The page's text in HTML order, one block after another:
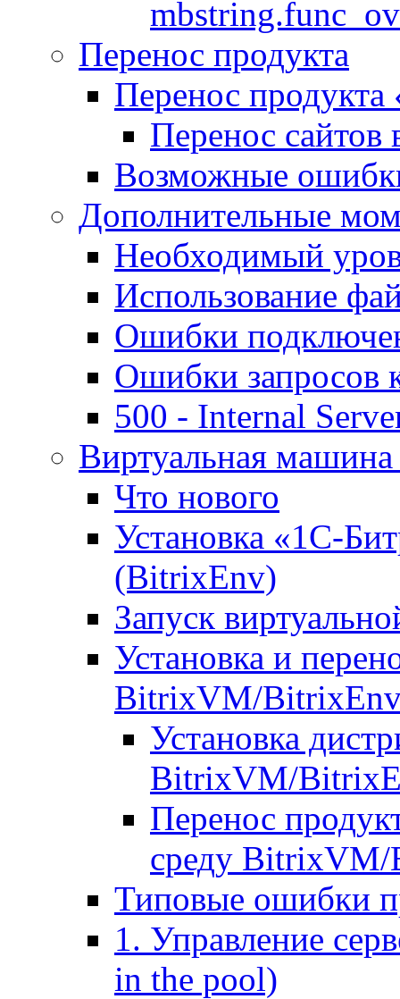
Перенос продукта
Перенос продукта
Перенос сайтов
Возможные
Дополнительные
Необходимый
Использование
Ошибки
Ошибки запросов
500 - Internal
Виртуальная
Что нового
Установка «1С-
(BitrixEnv)
Запуск
Установка и
BitrixVM/
Установка
BitrixVM/
Перенос
среду
Типовые ошибки
1. Управление
in the pool)